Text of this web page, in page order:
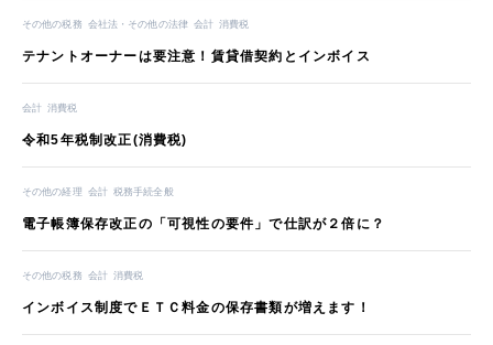
その他の税務 会社法・その他の法律 会計 消費税
テナントオーナーは要注意！賃貸借契約とインボイス
会計 消費税
令和5年税制改正(消費税)
その他の経理 会計 税務手続全般
電子帳簿保存改正の「可視性の要件」で仕訳が２倍に？
その他の税務 会計 消費税
インボイス制度でＥＴＣ料金の保存書類が増えます！